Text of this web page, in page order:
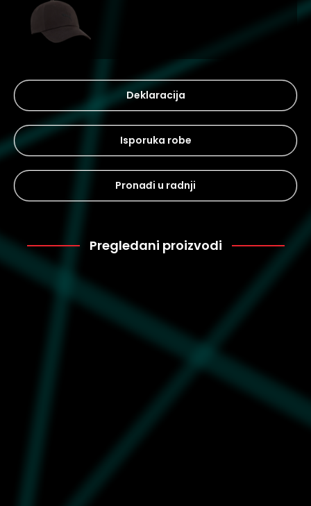
Deklaracija
Isporuka robe
Pronađi u radnji
Pregledani proizvodi